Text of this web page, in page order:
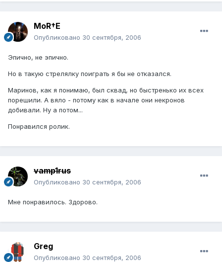
MoR†E
Опубликовано 30 сентября, 2006
Эпично, не эпично.
Но в такую стрелялку поиграть я бы не отказался.
Маринов, как я понимаю, был сквад, но быстренько их всех
порешили. А вяло - потому как в начале они некронов
добивали. Ну а потом...
Понравился ролик.
vamp1rus
Опубликовано 30 сентября, 2006
Мне понравилось. Здорово.
Greg
Опубликовано 30 сентября, 2006